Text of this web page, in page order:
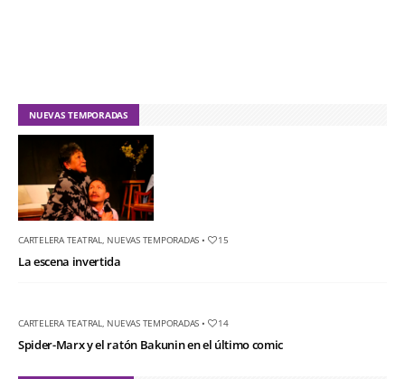
NUEVAS TEMPORADAS
CARTELERA TEATRAL NUEVAS TEMPORADAS • 15
La escena invertida
CARTELERA TEATRAL NUEVAS TEMPORADAS • 14
Spider-Marx y el ratón Bakunin en el último comic